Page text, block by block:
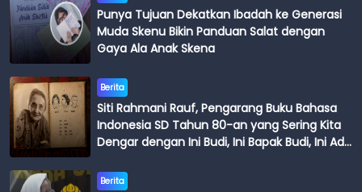
Punya Tujuan Dekatkan Ibadah ke Generasi
Muda Skenu Bikin Panduan Salat dengan
Gaya Ala Anak Skena
Berita
Siti Rahmani Rauf, Pengarang Buku Bahasa
Indonesia SD Tahun 80-an yang Sering Kita
Dengar dengan Ini Budi, Ini Bapak Budi, Ini Adik
Berita